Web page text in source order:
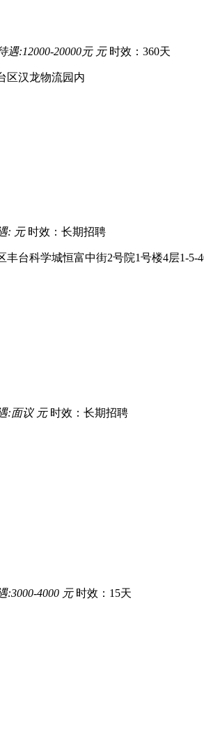
遇:12000-20000元 元时效：360天
区汉龙物流园内
: 元时效：长期招聘
丰台科学城恒富中街2号院1号楼4层1-5-
:面议 元时效：长期招聘
:3000-4000 元时效：15天